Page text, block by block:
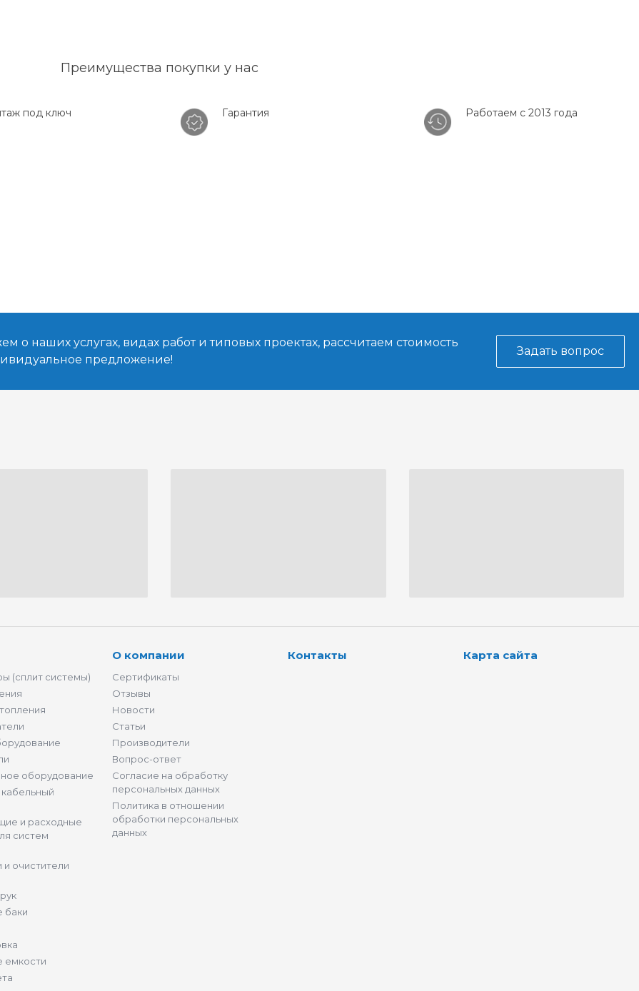
Преимущества покупки у нас
под ключ Гарантия Работаем с 2013 года
о наших услугах, видах работ и типовых проектах, рассчитаем стоимость
предложение!
Задать вопрос
(сплит системы)
оборудование
и расходные
систем
очистители
баки
емкости
О компании
Сертификаты
Отзывы
Новости
Статьи
Производители
Вопрос-ответ
Согласие на обработку
персональных данных
Политика в отношении
обработки персональных
данных
Контакты Карта сайта